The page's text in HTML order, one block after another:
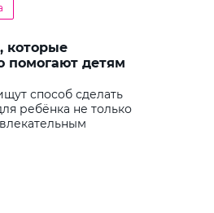
которые
помогают детям
способ сделать
ребёнка не только